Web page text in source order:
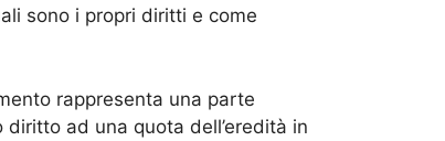
sono i propri diritti e come
rappresenta una parte
ad una quota dell’eredità in